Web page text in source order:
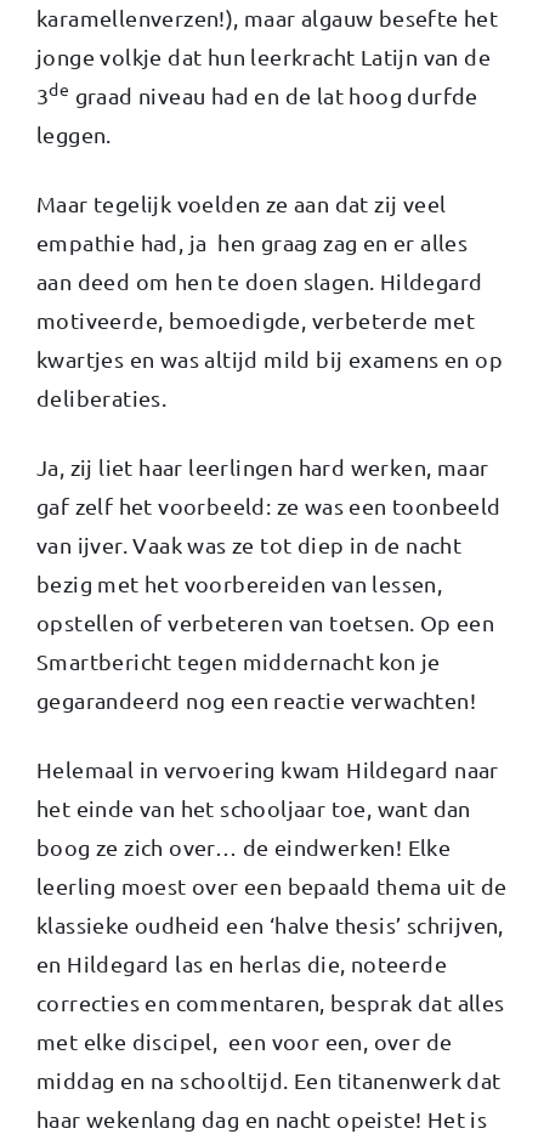
karamellenverzen!), maar algauw besefte het
jonge volkje dat hun leerkracht Latijn van de
3de graad niveau had en de lat hoog durfde
leggen.
Maar tegelijk voelden ze aan dat zij veel
empathie had, ja hen graag zag en er alles
aan deed om hen te doen slagen. Hildegard
motiveerde, bemoedigde, verbeterde met
kwartjes en was altijd mild bij examens en op
deliberaties.
Ja, zij liet haar leerlingen hard werken, maar
gaf zelf het voorbeeld: ze was een toonbeeld
van ijver. Vaak was ze tot diep in de nacht
bezig met het voorbereiden van lessen,
opstellen of verbeteren van toetsen. Op een
Smartbericht tegen middernacht kon je
gegarandeerd nog een reactie verwachten!
Helemaal in vervoering kwam Hildegard naar
het einde van het schooljaar toe, want dan
boog ze zich over… de eindwerken! Elke
leerling moest over een bepaald thema uit de
klassieke oudheid een ‘halve thesis’ schrijven,
en Hildegard las en herlas die, noteerde
correcties en commentaren, besprak dat alles
met elke discipel, een voor een, over de
middag en na schooltijd. Een titanenwerk dat
haar wekenlang dag en nacht opeiste! Het is